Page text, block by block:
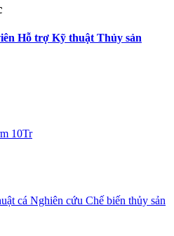
Hỗ trợ Kỹ thuật Thủy sản
10Tr
cá Nghiên cứu Chế biến thủy sản